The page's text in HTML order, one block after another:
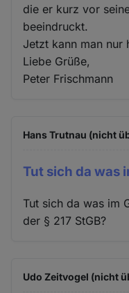
die er kurz vor
beeindruckt.
Jetzt kann man nur
Liebe Grüße,
Peter Frischmann
Hans Trutnau (nicht
Tut sich da was
Tut sich da was im
der § 217 StGB?
Udo Zeitvogel (nicht